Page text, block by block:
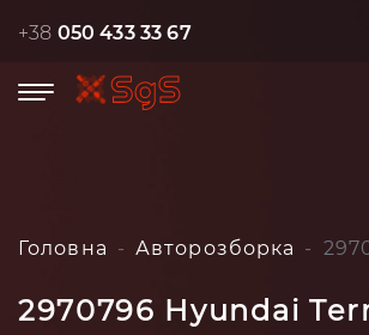
+38 050 433 33 67
Головна Авторозборка
2970796 Hyundai